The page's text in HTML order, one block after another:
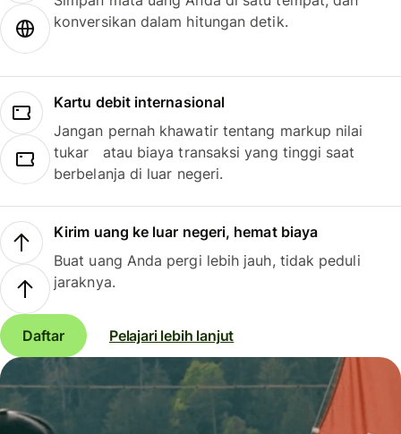
konversikan dalam hitungan detik.
Kartu debit internasional
Jangan pernah khawatir tentang markup nilai
tukar atau biaya transaksi yang tinggi saat
berbelanja di luar negeri.
Kirim uang ke luar negeri, hemat biaya
Buat uang Anda pergi lebih jauh, tidak peduli
jaraknya.
Daftar Pelajari lebih lanjut